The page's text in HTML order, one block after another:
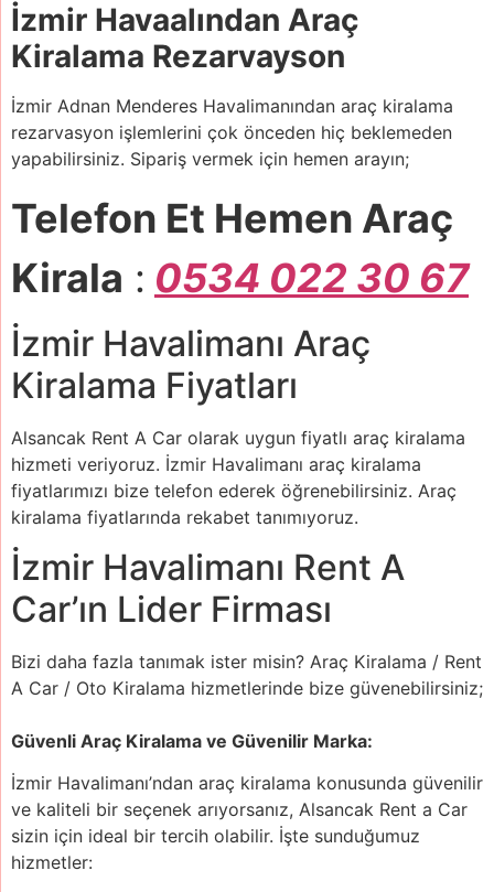
İzmir Havaalından Araç
Kiralama Rezarvayson
İzmir Adnan Menderes Havalimanından araç kiralama
rezarvasyon işlemlerini çok önceden hiç beklemeden
yapabilirsiniz. Sipariş vermek için hemen arayın;
Telefon Et Hemen Araç
Kirala : 0534 022 30 67
İzmir Havalimanı Araç
Kiralama Fiyatları
Alsancak Rent A Car olarak uygun fiyatlı araç kiralama
hizmeti veriyoruz. İzmir Havalimanı araç kiralama
fiyatlarımızı bize telefon ederek öğrenebilirsiniz. Araç
kiralama fiyatlarında rekabet tanımıyoruz.
İzmir Havalimanı Rent A
Car’ın Lider Firması
Bizi daha fazla tanımak ister misin? Araç Kiralama / Rent
A Car / Oto Kiralama hizmetlerinde bize güvenebilirsiniz;
Güvenli Araç Kiralama ve Güvenilir Marka:
İzmir Havalimanı’ndan araç kiralama konusunda güvenilir
ve kaliteli bir seçenek arıyorsanız, Alsancak Rent a Car
sizin için ideal bir tercih olabilir. İşte sunduğumuz
hizmetler: